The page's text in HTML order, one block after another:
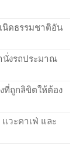
นิดธรรมชาติอัน
นั่งรถประมาณ
ที่ถูกลิขิตให้ต้อง
วะคาเฟ่ และ